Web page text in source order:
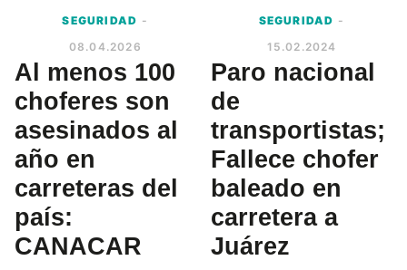
SEGURIDAD -
08.04.2026
Al menos 100
choferes son
asesinados al
año en
carreteras del
país:
CANACAR
SEGURIDAD -
15.02.2024
Paro nacional
de
transportistas;
Fallece chofer
baleado en
carretera a
Juárez